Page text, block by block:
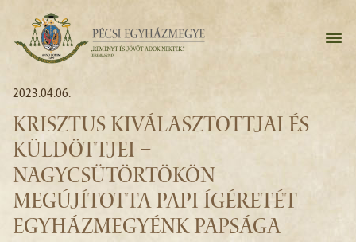
2023.04.06.
KRISZTUS KIVÁLASZTOTTJAI ÉS
KÜLDÖTTJEI –
NAGYCSÜTÖRTÖKÖN
MEGÚJÍTOTTA PAPI ÍGÉRETÉT
EGYHÁZMEGYÉNK PAPSÁGA